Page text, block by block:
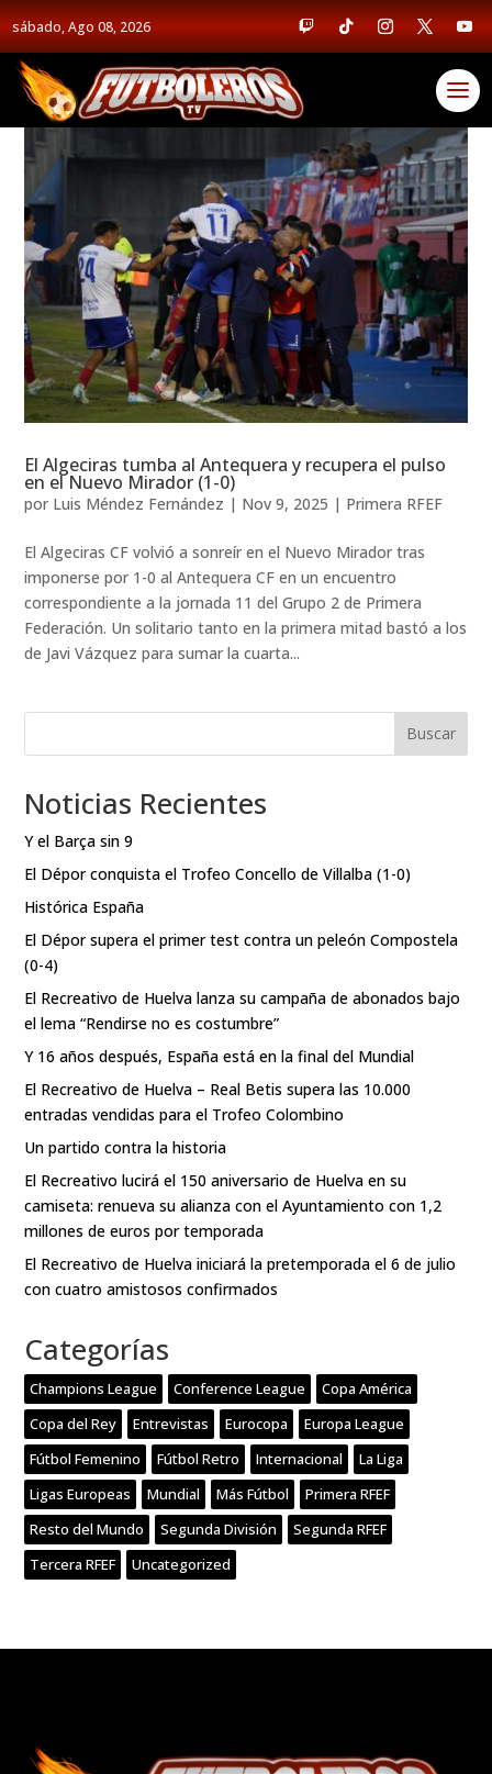
sábado, Ago 08, 2026
El Algeciras tumba al Antequera y recupera el pulso
en el Nuevo Mirador (1-0)
por Luis Méndez Fernández | Nov 9, 2025 | Primera RFEF
El Algeciras CF volvió a sonreír en el Nuevo Mirador tras
imponerse por 1-0 al Antequera CF en un encuentro
correspondiente a la jornada 11 del Grupo 2 de Primera
Federación. Un solitario tanto en la primera mitad bastó a los
de Javi Vázquez para sumar la cuarta...
Buscar
Noticias Recientes
Y el Barça sin 9
El Dépor conquista el Trofeo Concello de Villalba (1-0)
Histórica España
El Dépor supera el primer test contra un peleón Compostela
(0-4)
El Recreativo de Huelva lanza su campaña de abonados bajo
el lema “Rendirse no es costumbre”
Y 16 años después, España está en la final del Mundial
El Recreativo de Huelva – Real Betis supera las 10.000
entradas vendidas para el Trofeo Colombino
Un partido contra la historia
El Recreativo lucirá el 150 aniversario de Huelva en su
camiseta: renueva su alianza con el Ayuntamiento con 1,2
millones de euros por temporada
El Recreativo de Huelva iniciará la pretemporada el 6 de julio
con cuatro amistosos confirmados
Categorías
Champions League Conference League
Copa América
Copa del Rey
Entrevistas Eurocopa
Europa League
Fútbol Femenino
Fútbol Retro Internacional
La Liga
Ligas Europeas
Mundial Más Fútbol
Primera RFEF
Resto del Mundo
Segunda División
Segunda RFEF
Tercera RFEF
Uncategorized